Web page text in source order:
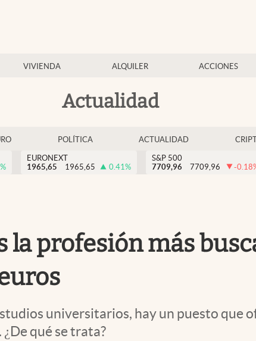
VIVIENDA ALQUILER ACCIONES
Actualidad
POLÍTICA ACTUALIDAD
%
EURONEXT
1965,65
1965,65 0.41%
S&P 500
7709,96
7709,96 -0.18
la profesión más
universitarios, hay un puesto que
qué se trata?